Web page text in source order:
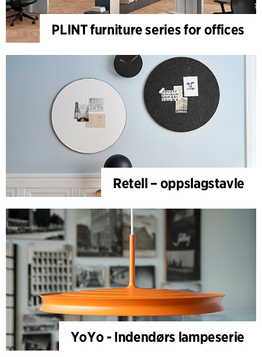
PLINT furniture series for offices
Retell – oppslagstavle
YoYo - Indendørs lampeserie